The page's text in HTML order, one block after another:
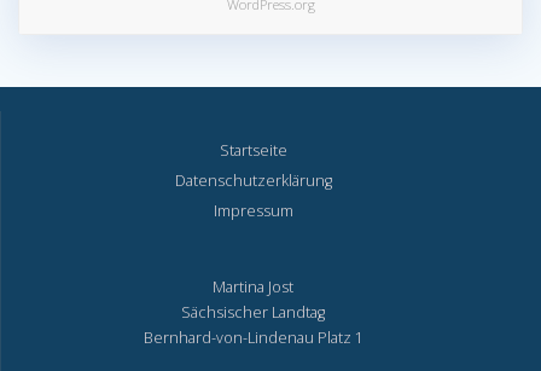
WordPress.org
Startseite
Datenschutzerklärung
Impressum
Martina Jost
Sächsischer Landtag
Bernhard-von-Lindenau Platz 1